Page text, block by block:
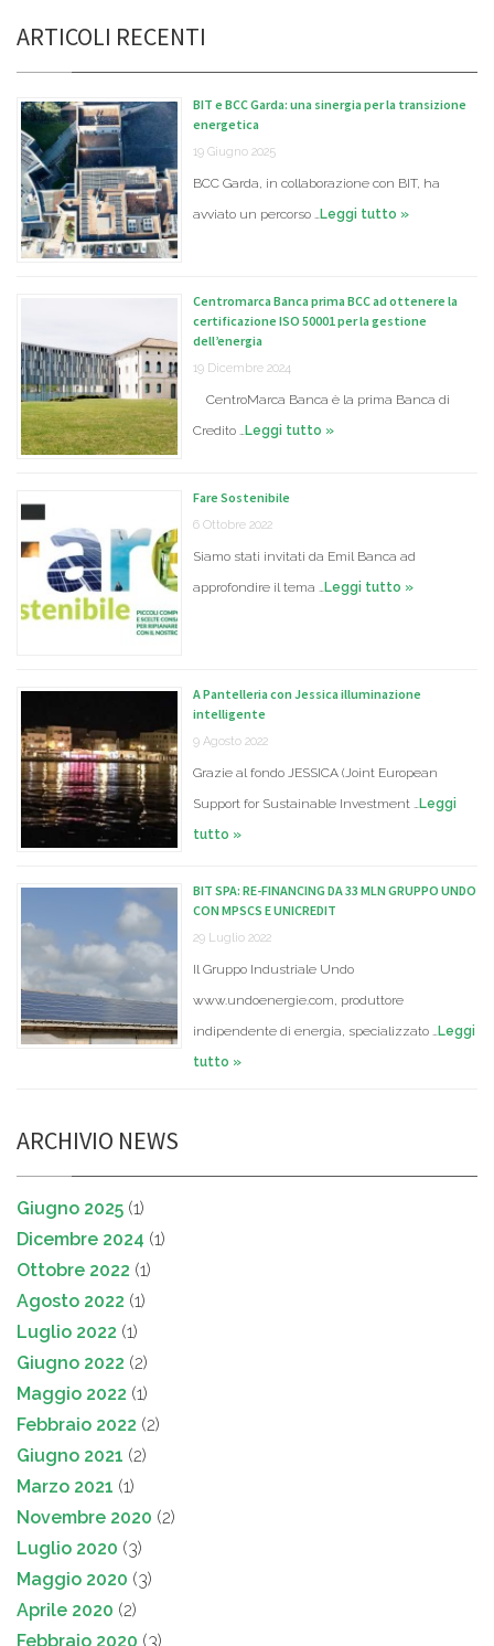
ARTICOLI RECENTI
BIT e BCC Garda: una sinergia per la transizione
energetica
19 Giugno 2025
BCC Garda, in collaborazione con BIT, ha
avviato un percorso … Leggi tutto »
Centromarca Banca prima BCC ad ottenere la
certificazione ISO 50001 per la gestione
dell’energia
19 Dicembre 2024
CentroMarca Banca è la prima Banca di
Credito … Leggi tutto »
Fare Sostenibile
6 Ottobre 2022
Siamo stati invitati da Emil Banca ad
approfondire il tema … Leggi tutto »
A Pantelleria con Jessica illuminazione
intelligente
9 Agosto 2022
Grazie al fondo JESSICA (Joint European
Support for Sustainable Investment … Leggi
tutto »
BIT SPA: RE-FINANCING DA 33 MLN GRUPPO UNDO
CON MPSCS E UNICREDIT
29 Luglio 2022
Il Gruppo Industriale Undo
www.undoenergie.com, produttore
indipendente di energia, specializzato … Leggi
tutto »
ARCHIVIO NEWS
Giugno 2025 (1)
Dicembre 2024 (1)
Ottobre 2022 (1)
Agosto 2022 (1)
Luglio 2022 (1)
Giugno 2022 (2)
Maggio 2022 (1)
Febbraio 2022 (2)
Giugno 2021 (2)
Marzo 2021 (1)
Novembre 2020 (2)
Luglio 2020 (3)
Maggio 2020 (3)
Aprile 2020 (2)
Febbraio 2020 (3)